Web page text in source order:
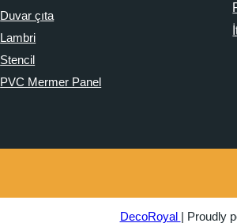
Duvar çıta
Lambri
Stencil
PVC Mermer Panel
DecoRoyal | Proudly